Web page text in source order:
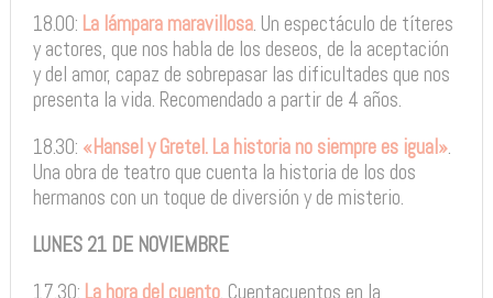
18.00: La lámpara maravillosa. Un espectáculo de títeres
y actores, que nos habla de los deseos, de la aceptación
y del amor, capaz de sobrepasar las dificultades que nos
presenta la vida. Recomendado a partir de 4 años.
18.30: «Hansel y Gretel. La historia no siempre es igual».
Una obra de teatro que cuenta la historia de los dos
hermanos con un toque de diversión y de misterio.
LUNES 21 DE NOVIEMBRE
17.30: La hora del cuento. Cuentacuentos en la